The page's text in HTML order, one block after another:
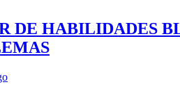
DE HABILIDADES